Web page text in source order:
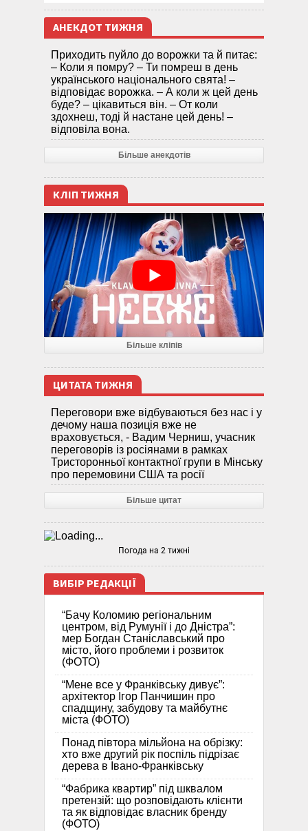
АНЕКДОТ ТИЖНЯ
Приходить пуйло до ворожки та й питає:
– Коли я помру? – Ти помреш в день
українського національного свята! –
відповідає ворожка. – А коли ж цей день
буде? – цікавиться він. – От коли
здохнеш, тоді й настане цей день! –
відповіла вона.
Більше анекдотів
КЛІП ТИЖНЯ
Більше кліпів
ЦИТАТА ТИЖНЯ
Переговори вже відбуваються без нас і у
дечому наша позиція вже не
враховується, - Вадим Черниш, учасник
переговорів із росіянами в рамках
Тристоронньої контактної групи в Мінську
про перемовини США та росії
Більше цитат
Погода на 2 тижні
ВИБІР РЕДАКЦІЇ
“Бачу Коломию регіональним
центром, від Румунії і до Дністра”:
мер Богдан Станіславський про
місто, його проблеми і розвиток
(ФОТО)
“Мене все у Франківську дивує”:
архітектор Ігор Панчишин про
спадщину, забудову та майбутнє
міста (ФОТО)
Понад півтора мільйона на обрізку:
хто вже другий рік поспіль підрізає
дерева в Івано-Франківську
“Фабрика квартир” під шквалом
претензій: що розповідають клієнти
та як відповідає власник бренду
(ФОТО)